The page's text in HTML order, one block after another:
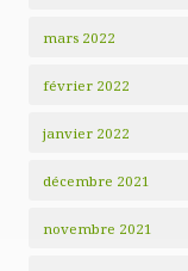
mars 2022
février 2022
janvier 2022
décembre 2021
novembre 2021